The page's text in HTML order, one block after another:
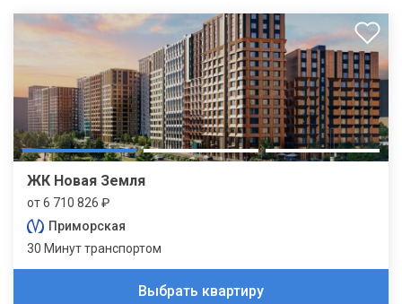
ЖК Новая Земля
от 6 710 826 ₽
Приморская
30 Минут транспортом
Выбрать квартиру